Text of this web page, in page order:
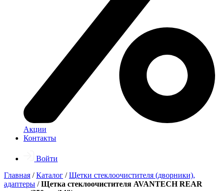
Акции
Контакты
Войти
Главная /Каталог /Щетки стеклоочистителя (дворники),
адаптеры /Щетка стеклоочистителя AVANTECH REAR